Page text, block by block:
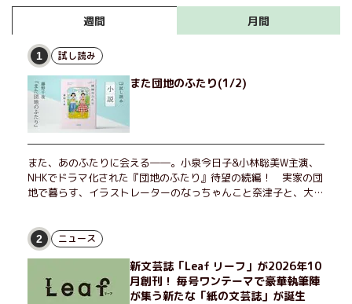
週間 月間
1 試し読み
また団地のふたり(1/2)
また、あのふたりに会える――。小泉今日子&小林聡美W主演、
NHKでドラマ化された『団地のふたり』待望の続編！ 実家の団
地で暮らす、イラストレーターのなっちゃんこと奈津子と、大学
げたり、部屋でふたりだけの「台湾映画祭」を催したり。50代
独身、幼なじみの変わらぬ友情とささやかな幸せの日々を描く。
2 ニュース
新文芸誌「Leaf リーフ」が2026年10
月創刊！ 毎号ワンテーマで豪華執筆陣
が集う新たな「紙の文芸誌」が誕生